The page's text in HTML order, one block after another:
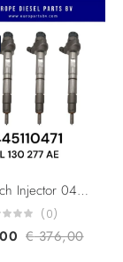
New Bosch Injector 0445110471 0445110470 04L130277AE 04L130277K 04L130277C For Audi A3/A4/A5/A6/Q3/Q5 Seat Skoda VW 2.0L Common Rail Fuel Diesel Injector
(0)
€376,00